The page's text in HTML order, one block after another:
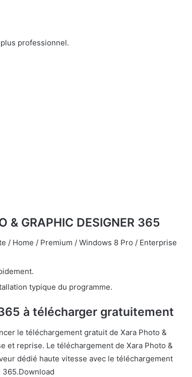
professionnel.
GRAPHIC DESIGNER 365
/ Home / Premium / Windows 8 Pro / Enterprise
typique du programme.
365 à télécharger gratuitement
le téléchargement gratuit de Xara Photo &
et reprise. Le téléchargement de Xara Photo &
dédié haute vitesse avec le téléchargement
365.Download